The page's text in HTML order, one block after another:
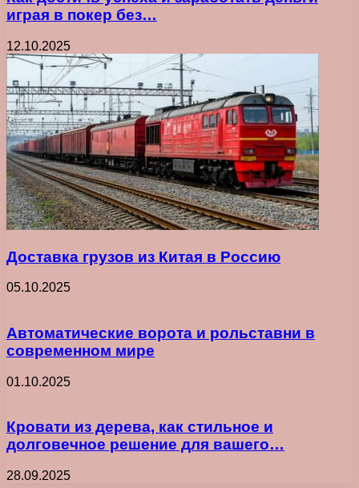
играя в покер без…
12.10.2025
Доставка грузов из Китая в Россию
05.10.2025
Автоматические ворота и рольставни в
современном мире
01.10.2025
Кровати из дерева, как стильное и
долговечное решение для вашего…
28.09.2025